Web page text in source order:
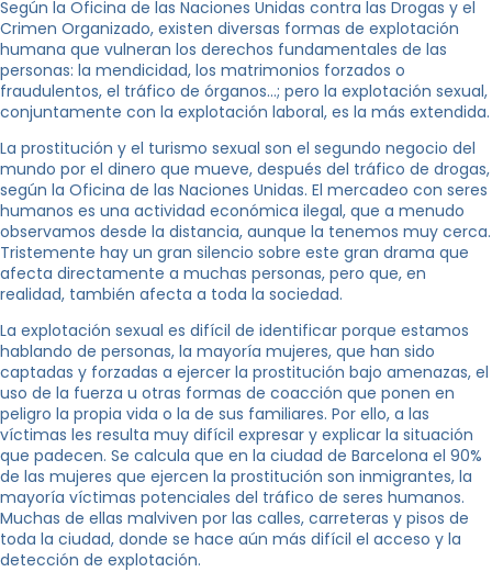
Según la Oficina de las Naciones Unidas contra las Drogas y el
Crimen Organizado, existen diversas formas de explotación
humana que vulneran los derechos fundamentales de las
personas: la mendicidad, los matrimonios forzados o
fraudulentos, el tráfico de órganos…; pero la explotación sexual,
conjuntamente con la explotación laboral, es la más extendida.
La prostitución y el turismo sexual son el segundo negocio del
mundo por el dinero que mueve, después del tráfico de drogas,
según la Oficina de las Naciones Unidas. El mercadeo con seres
humanos es una actividad económica ilegal, que a menudo
observamos desde la distancia, aunque la tenemos muy cerca.
Tristemente hay un gran silencio sobre este gran drama que
afecta directamente a muchas personas, pero que, en
realidad, también afecta a toda la sociedad.
La explotación sexual es difícil de identificar porque estamos
hablando de personas, la mayoría mujeres, que han sido
captadas y forzadas a ejercer la prostitución bajo amenazas, el
uso de la fuerza u otras formas de coacción que ponen en
peligro la propia vida o la de sus familiares. Por ello, a las
víctimas les resulta muy difícil expresar y explicar la situación
que padecen. Se calcula que en la ciudad de Barcelona el 90%
de las mujeres que ejercen la prostitución son inmigrantes, la
mayoría víctimas potenciales del tráfico de seres humanos.
Muchas de ellas malviven por las calles, carreteras y pisos de
toda la ciudad, donde se hace aún más difícil el acceso y la
detección de explotación.